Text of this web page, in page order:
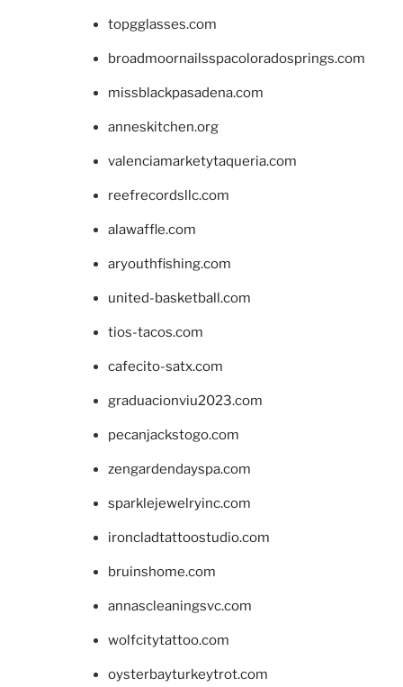
topgglasses.com
broadmoornailsspacoloradosprings.com
missblackpasadena.com
anneskitchen.org
valenciamarketytaqueria.com
reefrecordsllc.com
alawaffle.com
aryouthfishing.com
united-basketball.com
tios-tacos.com
cafecito-satx.com
graduacionviu2023.com
pecanjackstogo.com
zengardendayspa.com
sparklejewelryinc.com
ironcladtattoostudio.com
bruinshome.com
annascleaningsvc.com
wolfcitytattoo.com
oysterbayturkeytrot.com